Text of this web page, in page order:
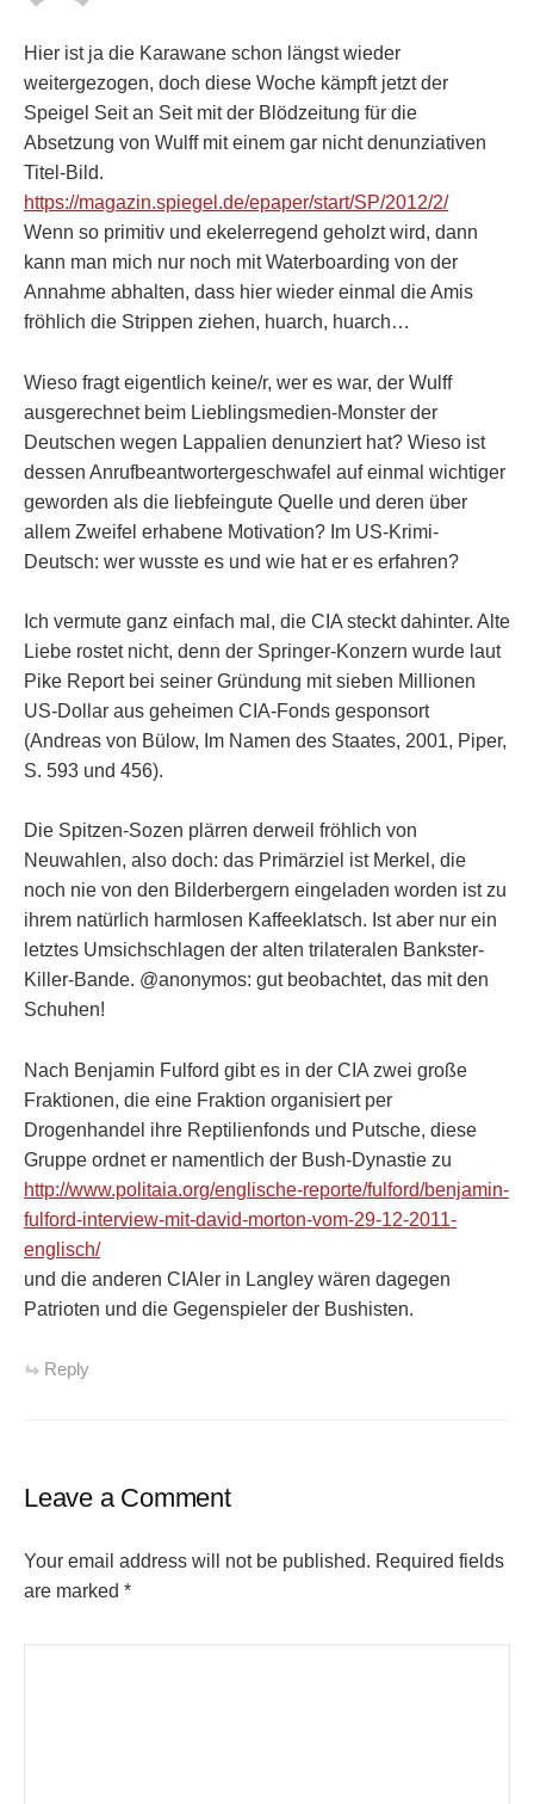
Hier ist ja die Karawane schon längst wieder
weitergezogen, doch diese Woche kämpft jetzt der
Speigel Seit an Seit mit der Blödzeitung für die
Absetzung von Wulff mit einem gar nicht denunziativen
Titel-Bild.
https://magazin.spiegel.de/epaper/start/SP/2012/2/
Wenn so primitiv und ekelerregend geholzt wird, dann
kann man mich nur noch mit Waterboarding von der
Annahme abhalten, dass hier wieder einmal die Amis
fröhlich die Strippen ziehen, huarch, huarch…
Wieso fragt eigentlich keine/r, wer es war, der Wulff
ausgerechnet beim Lieblingsmedien-Monster der
Deutschen wegen Lappalien denunziert hat? Wieso ist
dessen Anrufbeantwortergeschwafel auf einmal wichtiger
geworden als die liebfeingute Quelle und deren über
allem Zweifel erhabene Motivation? Im US-Krimi-
Deutsch: wer wusste es und wie hat er es erfahren?
Ich vermute ganz einfach mal, die CIA steckt dahinter. Alte
Liebe rostet nicht, denn der Springer-Konzern wurde laut
Pike Report bei seiner Gründung mit sieben Millionen
US-Dollar aus geheimen CIA-Fonds gesponsort
(Andreas von Bülow, Im Namen des Staates, 2001, Piper,
S. 593 und 456).
Die Spitzen-Sozen plärren derweil fröhlich von
Neuwahlen, also doch: das Primärziel ist Merkel, die
noch nie von den Bilderbergern eingeladen worden ist zu
ihrem natürlich harmlosen Kaffeeklatsch. Ist aber nur ein
letztes Umsichschlagen der alten trilateralen Bankster-
Killer-Bande. @anonymos: gut beobachtet, das mit den
Schuhen!
Nach Benjamin Fulford gibt es in der CIA zwei große
Fraktionen, die eine Fraktion organisiert per
Drogenhandel ihre Reptilienfonds und Putsche, diese
Gruppe ordnet er namentlich der Bush-Dynastie zu
http://www.politaia.org/englische-reporte/fulford/benjamin-
fulford-interview-mit-david-morton-vom-29-12-2011-
englisch/
und die anderen CIAler in Langley wären dagegen
Patrioten und die Gegenspieler der Bushisten.
Reply
Leave a Comment
Your email address will not be published. Required fields
are marked *